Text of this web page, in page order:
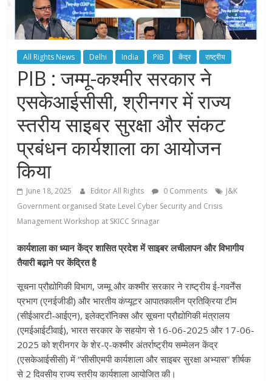
All Rights News Delhi India PIB केंद्र राष्ट्रीय
PIB : जम्मू-कश्मीर सरकार ने
एसकेआईसीसी, श्रीनगर में राज्य
स्तरीय साइबर सुरक्षा और संकट
प्रबंधन कार्यशाला का आयोजन
किया
June 18, 2025 Editor All Rights 0 Comments
J&K
Government organised State Level Cyber ​​Security and Crisis
Management Workshop at SKICC Srinagar
कार्यशाला का ध्यान केंद्र शासित प्रदेश में साइबर लचीलापन और विभागीय
तैयारी बढ़ाने पर केंद्रित है
सूचना प्रौद्योगिकी विभाग, जम्मू और कश्मीर सरकार ने राष्ट्रीय ई-गवर्नेंस
प्रभाग (एनईजीडी) और भारतीय कंप्यूटर आपातकालीन प्रतिक्रिया टीम
(सीईआरटी-आईएन), इलेक्ट्रॉनिक्स और सूचना प्रौद्योगिकी मंत्रालय
(एमईआईटीवाई), भारत सरकार के सहयोग से 16-06-2025 और 17-06-
2025 को श्रीनगर के शेर-ए-कश्मीर अंतर्राष्ट्रीय सम्मेलन केंद्र
(एसकेआईसीसी) में “सीसीएमपी कार्यशाला और साइबर सुरक्षा अभ्यास” शीर्षक
से 2 दिवसीय राज्य स्तरीय कार्यशाला आयोजित की।